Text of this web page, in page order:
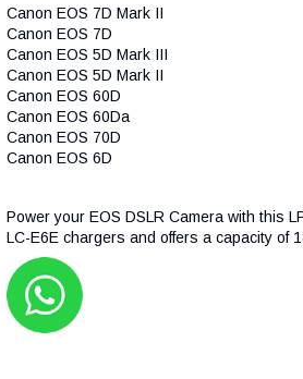
Canon EOS 7D Mark II
Canon EOS 7D
Canon EOS 5D Mark III
Canon EOS 5D Mark II
Canon EOS 60D
Canon EOS 60Da
Canon EOS 70D
Canon EOS 6D
Power your EOS DSLR Camera with this
LC-E6E chargers and offers a capacity of